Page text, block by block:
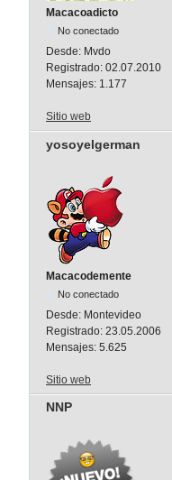
Macacoadicto
No conectado
Desde: Mvdo
Registrado: 02.07.2010
Mensajes: 1.177
Sitio web
yosoyelgerman
Macacodemente
No conectado
Desde: Montevideo
Registrado: 23.05.2006
Mensajes: 5.625
Sitio web
NNP